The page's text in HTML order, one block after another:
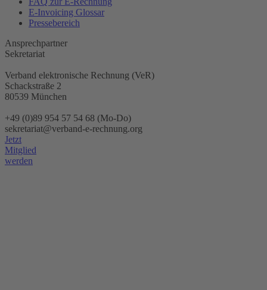
E-Invoicing Glossar
Pressebereich
Ansprechpartner
Sekretariat
Verband elektronische Rechnung (VeR)
Schackstraße 2
80539 München
+49 (0)89 954 57 54 68 (Mo-Do)
sekretariat@verband-e-rechnung.org
Jetzt
Mitglied
werden